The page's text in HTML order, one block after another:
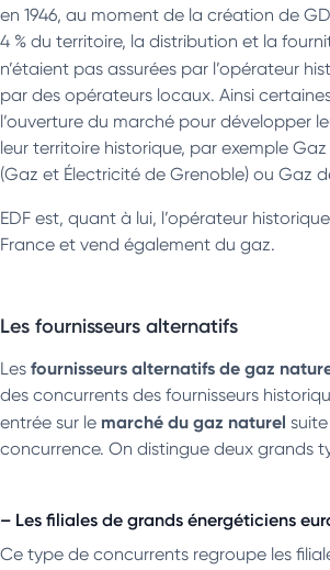
en 1946, au moment de la création de
4 % du territoire, la distribution et la
n’étaient pas assurées par l’opérateur
par des opérateurs locaux. Ainsi
l’ouverture du marché pour développer
leur territoire historique, par exemple
(Gaz et Électricité de Grenoble) ou Gaz
EDF est, quant à lui, l’opérateur
France et vend également du gaz.
Les fournisseurs alternatifs
Les fournisseurs alternatifs de gaz
des concurrents des fournisseurs
entrée sur le marché du gaz naturel
concurrence. On distingue deux grands
– Les filiales de grands énergéticiens
Ce type de concurrents regroupe les